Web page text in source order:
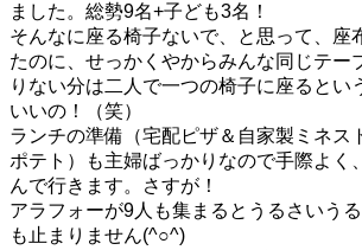
ました。総勢9名+子ども3名！
そんなに座る椅子ないで、と思って、座
たのに、せっかくやからみんな同じテー
りない分は二人で一つの椅子に座るとい
いいの！（笑）
ランチの準備（宅配ピザ＆自家製ミネス
ポテト）も主婦ばっかりなので手際よく
んで行きます。さすが！
アラフォーが9人も集まるとうるさいう
も止まりません(^○^)